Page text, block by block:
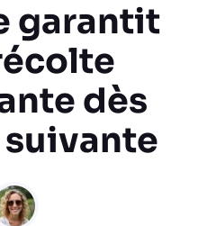
garantit
dès
suivante